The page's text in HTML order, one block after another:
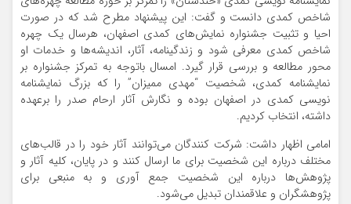
شاخص کمدی دانست و گفت: این پیشنهاد مطرح شد که در صورت
احیا و تثبیت جشنواره نمایش‌های کمدی اصفهان، هرسال یک چهره
شاخص کمدی معرفی شود و زندگینامه، آثار، اندیشه‌ها و خدمات او
محور مطالعه و بررسی قرار گیرد. امسال باتوجه به تمرکز جشنواره بر
نمایشنامه کمدی، شخصیت “مهدی ممیزان” را که بزرگ نمایشنامه
نویسی کمدی در اصفهان بوده و نگارش آثار ارحام صدر را برعهده
داشته، انتخاب کردیم.
امامی اظهار داشت: شرکت کنندگان می‌توانند آثار خود را در قالب‌های
مختلف درباره این شخصیت برای ما ارسال کنند و در پایان، کلیه آثار و
پژوهش‌ها درباره این شخصیت جمع آوری و به منبعی برای
پژوهشگران و علاقمندان تبدیل می‌شود.